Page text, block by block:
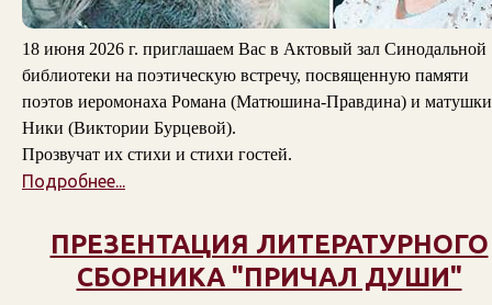
18 июня 2026 г. приглашаем Вас в Актовый зал Синодальной
библиотеки на поэтическую встречу, посвященную памяти
поэтов иеромонаха Романа (Матюшина-Правдина) и матушки
Ники (Виктории Бурцевой).
Прозвучат их стихи и стихи гостей.
Подробнее...
ПРЕЗЕНТАЦИЯ ЛИТЕРАТУРНОГО
СБОРНИКА "ПРИЧАЛ ДУШИ"